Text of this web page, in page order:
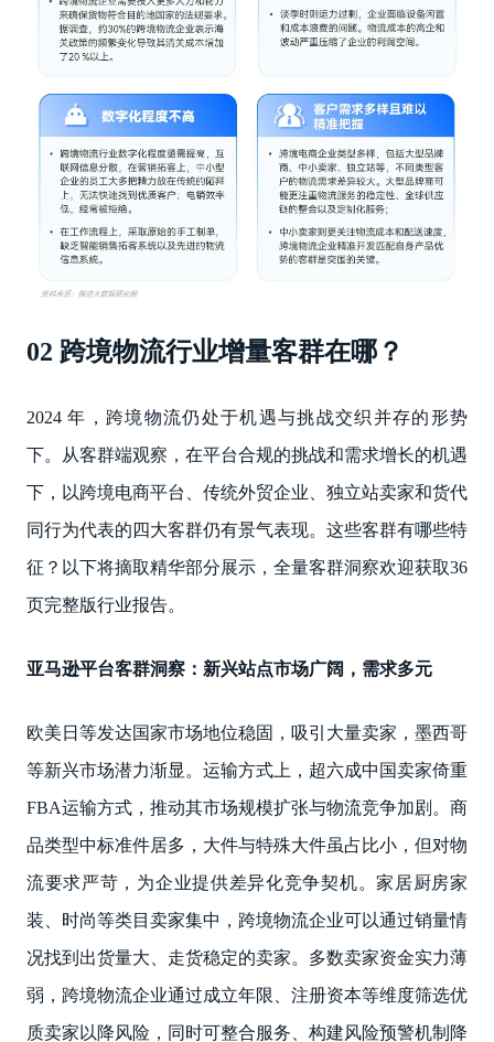
02 跨境物流行业增量客群在哪？
2024 年，跨境物流仍处于机遇与挑战交织并存的形势
下。从客群端观察，在平台合规的挑战和需求增长的机遇
下，以跨境电商平台、传统外贸企业、独立站卖家和货代
同行为代表的四大客群仍有景气表现。这些客群有哪些特
征？以下将摘取精华部分展示，全量客群洞察欢迎获取36
页完整版行业报告。
亚马逊平台客群洞察：新兴站点市场广阔，需求多元
欧美日等发达国家市场地位稳固，吸引大量卖家，墨西哥
等新兴市场潜力渐显。运输方式上，超六成中国卖家倚重
FBA运输方式，推动其市场规模扩张与物流竞争加剧。商
品类型中标准件居多，大件与特殊大件虽占比小，但对物
流要求严苛，为企业提供差异化竞争契机。家居厨房家
装、时尚等类目卖家集中，跨境物流企业可以通过销量情
况找到出货量大、走货稳定的卖家。多数卖家资金实力薄
弱，跨境物流企业通过成立年限、注册资本等维度筛选优
质卖家以降风险，同时可整合服务、构建风险预警机制降